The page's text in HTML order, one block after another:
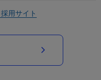
採用サイト